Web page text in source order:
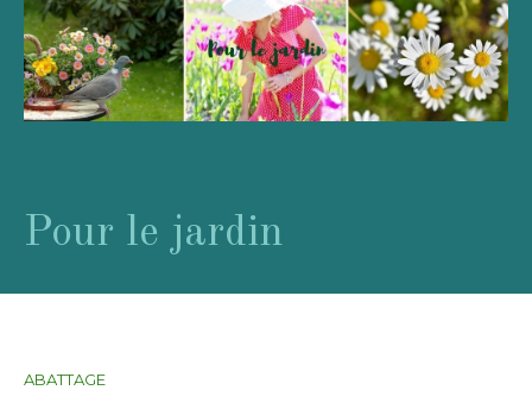
Pour le jardin
ABATTAGE